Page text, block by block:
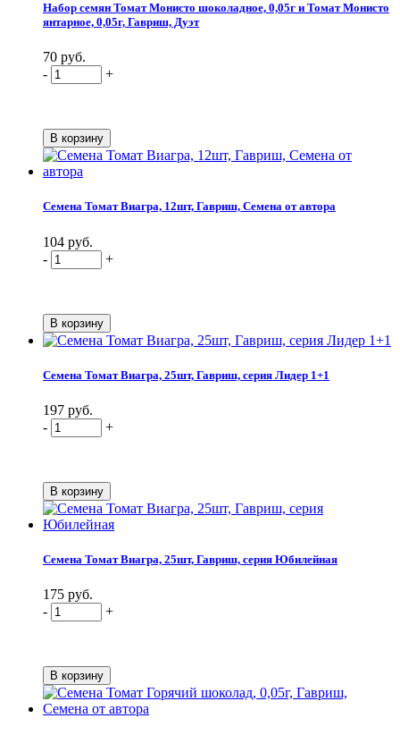
Набор семян Томат Монисто шоколадное, 0,05г и Томат Монисто
янтарное, 0,05г, Гавриш, Дуэт
70 руб.
-
+
Семена Томат Виагра, 12шт, Гавриш, Семена от автора
104 руб.
-
+
Семена Томат Виагра, 25шт, Гавриш, серия Лидер 1+1
197 руб.
-
+
Семена Томат Виагра, 25шт, Гавриш, серия Юбилейная
175 руб.
-
+